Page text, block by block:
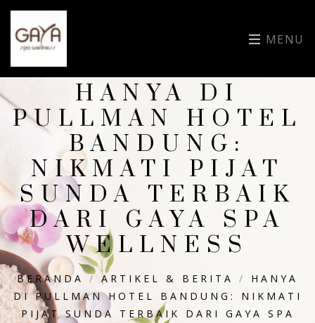
MENU
HANYA DI
PULLMAN HOTEL
BANDUNG:
NIKMATI PIJAT
SUNDA TERBAIK
DARI GAYA SPA
WELLNESS
BERANDA /ARTIKEL & BERITA / HANYA
DI PULLMAN HOTEL BANDUNG: NIKMATI
PIJAT SUNDA TERBAIK DARI GAYA SPA